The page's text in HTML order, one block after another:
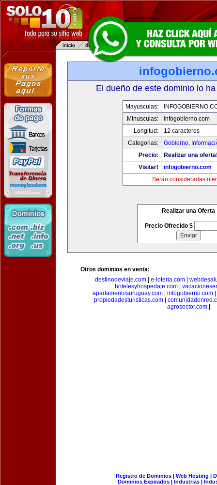
El dueño de este dominio lo
Mayusculas:
Minusculas:
infogobierno.com
Longitud:
12 caracteres
Categorias:
Gobierno,
Precio:
Realizar una
Visitar!
infogobierno.com
Serán consideradas
Realizar una Oferta
Precio Ofrecido $
Otros dominios en venta:
destinodeviaje.com
e-loteria.com
hotelesyhospedaje.com
apartamentosuruguay.com
infogobierno.com
propiedadesturisticas.com|
agrosector.com|
Registro de Dominios| Web Hosting |
Dominios Expirados | Industrias |